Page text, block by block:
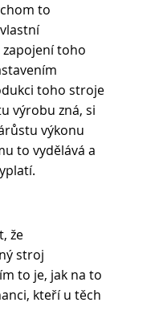
to
toho
toho stroje
výrobu zná, si
výkonu
to vydělává a
že
stroj
to je, jak na to
kteří u těch